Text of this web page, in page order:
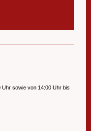
sowie von 14:00 Uhr bis